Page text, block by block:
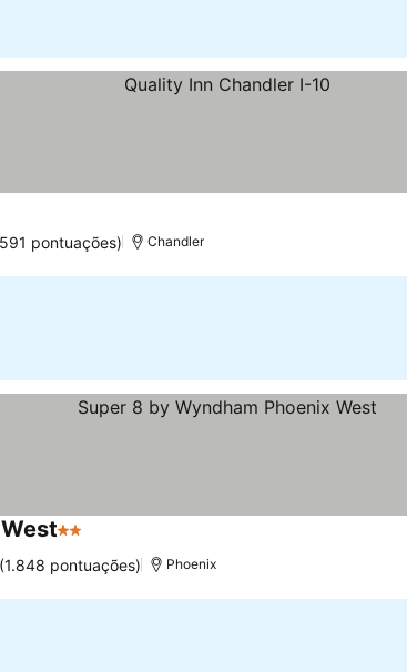
pontuações) Chandler
2 Estrelas
pontuações) Phoenix